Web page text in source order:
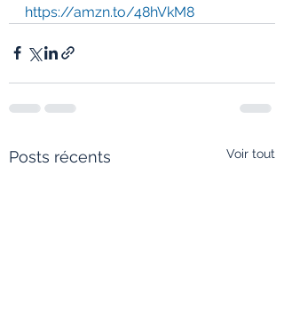
https://amzn.to/48hVkM8
Posts récents Voir tout